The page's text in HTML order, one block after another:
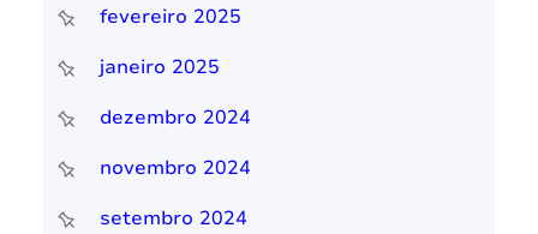
fevereiro 2025
janeiro 2025
dezembro 2024
novembro 2024
setembro 2024